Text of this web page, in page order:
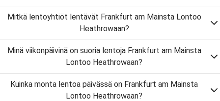
Mitkä lentoyhtiöt lentävät Frankfurt am Mainsta Lontoo
Heathrowaan?
Minä viikonpäivinä on suoria lentoja Frankfurt am Mainsta
Lontoo Heathrowaan?
Kuinka monta lentoa päivässä on Frankfurt am Mainsta
Lontoo Heathrowaan?